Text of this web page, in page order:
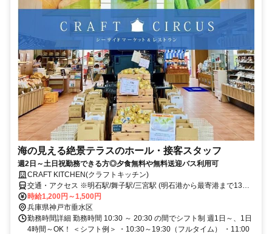
海の見える絶景テラスのホール・接客スタッフ
週2日～土日祝勤務できる方◎夕食無料や無料送迎バス利用可
CRAFT KITCHEN(クラフトキッチン)
交通・アクセス ※明石駅/舞子駅/三宮駅 (明石港から最寄港まで13分/
高速舞子から15分/三宮から45分)
時給1,200円～1,500円
兵庫県神戸市垂水区
勤務時間詳細 勤務時間 10:30 ～ 20:30 の間でシフト制 週1日～、1日
4時間～OK！ ＜シフト例＞ ・10:30～19:30（フルタイム） ・11:00